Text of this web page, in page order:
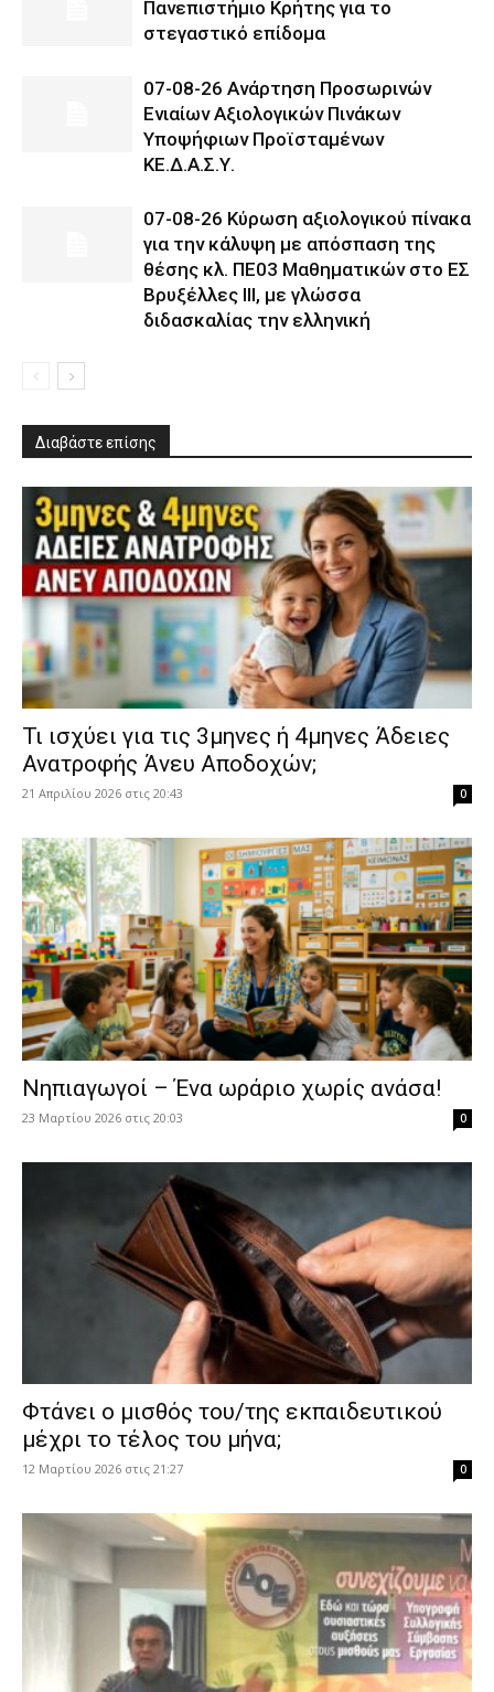
Πανεπιστήμιο Κρήτης για το
στεγαστικό επίδομα
07-08-26 Ανάρτηση Προσωρινών
Ενιαίων Αξιολογικών Πινάκων
Υποψήφιων Προϊσταμένων
ΚΕ.Δ.Α.Σ.Υ.
07-08-26 Κύρωση αξιολογικού πίνακα
για την κάλυψη με απόσπαση της
θέσης κλ. ΠΕ03 Μαθηματικών στο ΕΣ
Βρυξέλλες ΙΙΙ, με γλώσσα
διδασκαλίας την ελληνική
Διαβάστε επίσης
​Τι ισχύει για τις 3μηνες ή 4μηνες Άδειες
Ανατροφής Άνευ Αποδοχών;
21 Απριλίου 2026 στις 20:43 0
Νηπιαγωγοί – Ένα ωράριο χωρίς ανάσα!
23 Μαρτίου 2026 στις 20:03 0
Φτάνει ο μισθός του/της εκπαιδευτικού
μέχρι το τέλος του μήνα;
12 Μαρτίου 2026 στις 21:27 0